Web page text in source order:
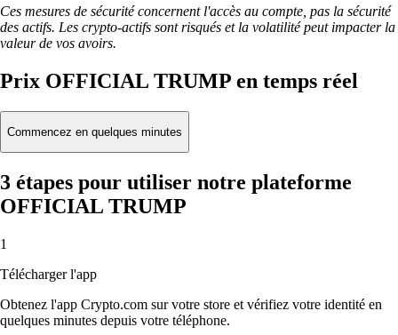
Ces mesures de sécurité concernent l'accès au compte, pas la sécurité
des actifs. Les crypto-actifs sont risqués et la volatilité peut impacter la
valeur de vos avoirs.
Prix OFFICIAL TRUMP en temps réel
Commencez en quelques minutes
3 étapes pour utiliser notre plateforme
OFFICIAL TRUMP
1
Télécharger l'app
Obtenez l'app Crypto.com sur votre store et vérifiez votre identité en
quelques minutes depuis votre téléphone.